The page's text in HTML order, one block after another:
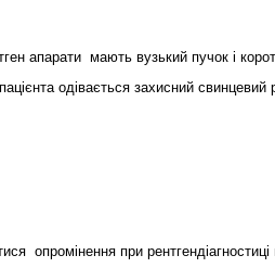
апарати мають вузький пучок і
одівається захисний свинцевий
опромінення при